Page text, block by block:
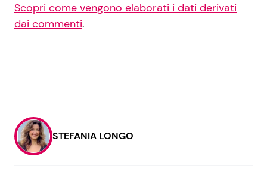
Scopri come vengono elaborati i dati derivati
dai commenti.
STEFANIA LONGO